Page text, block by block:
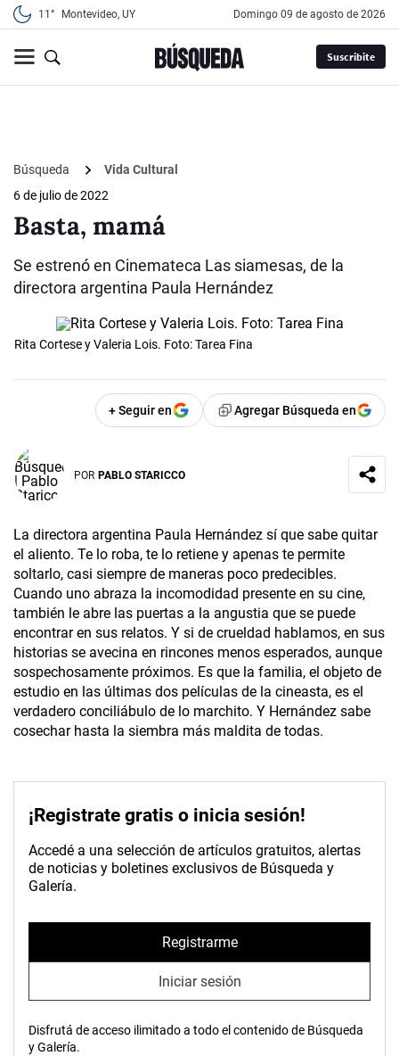
11° Montevideo, UY domingo 09 de agosto de 2026
Suscribite
Búsqueda
Vida Cultural
6 de julio de 2022
Basta, mamá
Se estrenó en Cinemateca Las siamesas, de la
directora argentina Paula Hernández
Rita Cortese y Valeria Lois. Foto: Tarea Fina
+ Seguir en Agregar Búsqueda en
POR PABLO STARICCO
La directora argentina Paula Hernández sí que sabe quitar
el aliento. Te lo roba, te lo retiene y apenas te permite
soltarlo, casi siempre de maneras poco predecibles.
Cuando uno abraza la incomodidad presente en su cine,
también le abre las puertas a la angustia que se puede
encontrar en sus relatos. Y si de crueldad hablamos, en sus
historias se avecina en rincones menos esperados, aunque
sospechosamente próximos. Es que la familia, el objeto de
estudio en las últimas dos películas de la cineasta, es el
verdadero conciliábulo de lo marchito. Y Hernández sabe
cosechar hasta la siembra más maldita de todas.
¡Registrate gratis o inicia sesión!
Accedé a una selección de artículos gratuitos, alertas
de noticias y boletines exclusivos de Búsqueda y
Galería.
Registrarme
Iniciar sesión
Disfrutá de acceso ilimitado a todo el contenido de Búsqueda
y Galería.